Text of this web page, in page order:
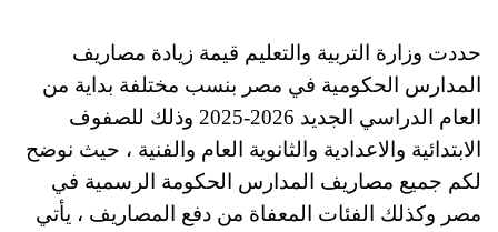
حددت وزارة التربية والتعليم قيمة زيادة مصاريف
المدارس الحكومية في مصر بنسب مختلفة بداية من
العام الدراسي الجديد 2026-2025 وذلك للصفوف
الابتدائية والاعدادية والثانوية العام والفنية ، حيث نوضح
لكم جميع مصاريف المدارس الحكومة الرسمية في
مصر وكذلك الفئات المعفاة من دفع المصاريف ، يأتي